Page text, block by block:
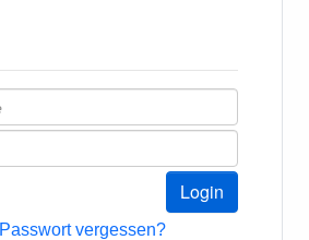
Login
Passwort vergessen?